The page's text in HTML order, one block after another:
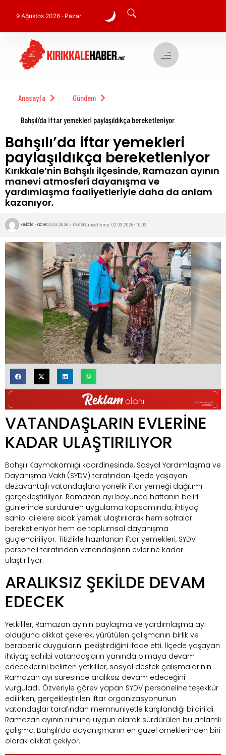
9 Ağustos 2026 · Pazar
Anasayfa Gündem
Bahşılı’da iftar yemekleri paylaşıldıkça bereketleniyor
Bahşılı’da iftar yemekleri
paylaşıldıkça bereketleniyor
Kırıkkale’nin Bahşılı ilçesinde, Ramazan ayının
manevi atmosferi dayanışma ve
yardımlaşma faaliyetleriyle daha da anlam
kazanıyor.
Kırıkkale Haber02.03.2026 / 10:03Güncelleme: 02.03.2026/10:03
VATANDAŞLARIN EVLERİNE
KADAR ULAŞTIRILIYOR
Bahşılı Kaymakamlığı koordinesinde, Sosyal Yardımlaşma ve
Dayanışma Vakfı (SYDV) tarafından ilçede yaşayan
dezavantajlı vatandaşlara yönelik iftar yemeği dağıtımı
gerçekleştiriliyor. Ramazan ayı boyunca haftanın belirli
günlerinde sürdürülen uygulama kapsamında, ihtiyaç
sahibi ailelere sıcak yemek ulaştırılarak hem sofralar
bereketleniyor hem de toplumsal dayanışma
güçlendiriliyor. Titizlikle hazırlanan iftar yemekleri, SYDV
personeli tarafından vatandaşların evlerine kadar
ulaştırılıyor.
ARALIKSIZ ŞEKİLDE DEVAM
EDECEK
Yetkililer, Ramazan ayının paylaşma ve yardımlaşma ayı
olduğuna dikkat çekerek, yürütülen çalışmanın birlik ve
beraberlik duygularını pekiştirdiğini ifade etti. İlçede yaşayan
ihtiyaç sahibi vatandaşların yanında olmaya devam
edeceklerini belirten yetkililer, sosyal destek çalışmalarının
Ramazan ayı süresince aralıksız devam edeceğini
vurguladı. Özveriyle görev yapan SYDV personeline teşekkür
edilirken, gerçekleştirilen iftar organizasyonunun
vatandaşlar tarafından memnuniyetle karşılandığı bildirildi.
Ramazan ayının ruhuna uygun olarak sürdürülen bu anlamlı
çalışma, Bahşılı’da dayanışmanın en güzel örneklerinden biri
olarak dikkat çekiyor.